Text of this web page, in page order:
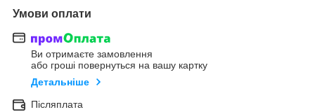
Умови оплати
Ви отримаєте замовлення
або гроші повернуться на вашу картку
Детальніше
Післяплата